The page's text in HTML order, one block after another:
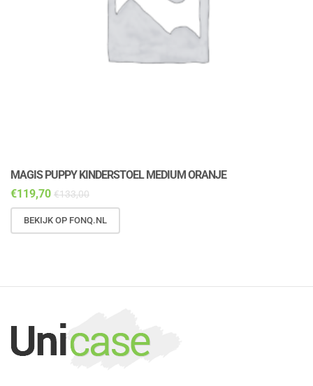
MAGIS PUPPY KINDERSTOEL MEDIUM ORANJE
€119,70 €133,00
BEKIJK OP FONQ.NL